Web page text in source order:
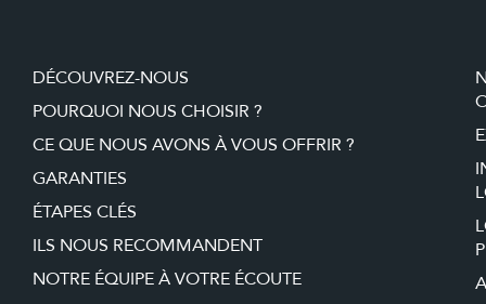
DÉCOUVREZ-NOUS
POURQUOI NOUS CHOISIR ?
CE QUE NOUS AVONS À VOUS OFFRIR ?
GARANTIES
ÉTAPES CLÉS
ILS NOUS RECOMMANDENT
NOTRE ÉQUIPE À VOTRE ÉCOUTE